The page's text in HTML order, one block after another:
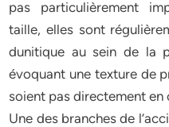
pas particulièrement
taille, elles sont
dunitique au sein de la
évoquant une texture de
soient pas directement en
Une des branches de